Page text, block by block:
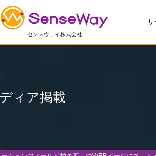
センスウェイ株式会社
サ
ィア掲載